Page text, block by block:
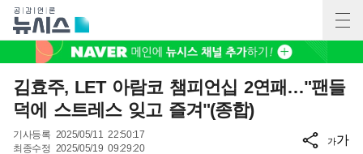
김효주, LET 아람코 챔피언십 2연패…"팬들
덕에 스트레스 잊고 즐겨"(종합)
기사등록 2025/05/11 22:50:17
최종수정 2025/05/19 09:29:20
가가